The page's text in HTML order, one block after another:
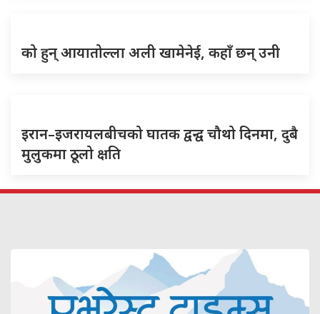
को हुन् आयातोल्ला अली खामेनेई, कहाँ छन् उनी
इरान–इजरायलबीचको घातक द्वन्द्व चौथो दिनमा, दुबै
मुलुकमा ठूलो क्षति